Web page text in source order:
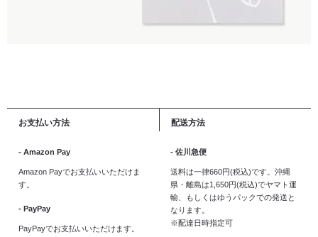
お支払い方法
- Amazon Pay
Amazon Payでお支払いいただけま
す。
- PayPay
PayPayでお支払いいただけます。
配送方法
- 佐川急便
送料は一律660円(税込)です。沖縄
県・離島は1,650円(税込)でヤマト運
輸、もしくはゆうパックでの発送と
なります。
※配達日時指定可